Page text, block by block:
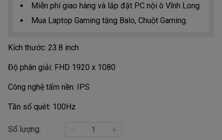
Miễn phí giao hàng và lắp đặt PC nội ô Vĩnh Long.
Mua Laptop Gaming tặng Balo, Chuột Gaming.
Kích thước: 23.8 inch
Độ phân giải: FHD 1920 x 1080
Công nghệ tấm nền: IPS
Tần số quét: 100Hz
Số lượng: